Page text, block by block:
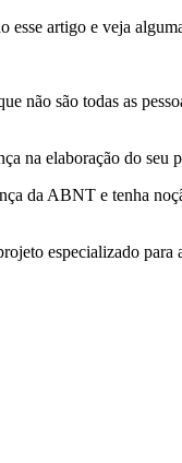
artigo e veja
não são todas as
na elaboração do seu
da ABNT e tenha
especializado para